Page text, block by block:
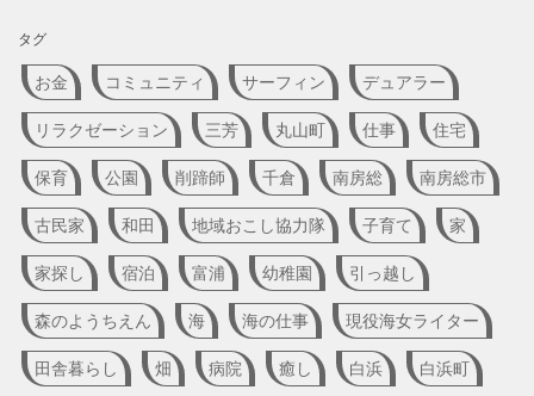
タグ
お金 コミュニティ サーフィン デュアラー
リラクゼーション 三芳 丸山町 仕事 住宅
保育 公園 削蹄師 千倉 南房総 南房総市
古民家 和田 地域おこし協力隊 子育て 家
家探し 宿泊 富浦 幼稚園 引っ越し
森のようちえん 海 海の仕事 現役海女ライター
田舎暮らし 畑 病院 癒し 白浜 白浜町